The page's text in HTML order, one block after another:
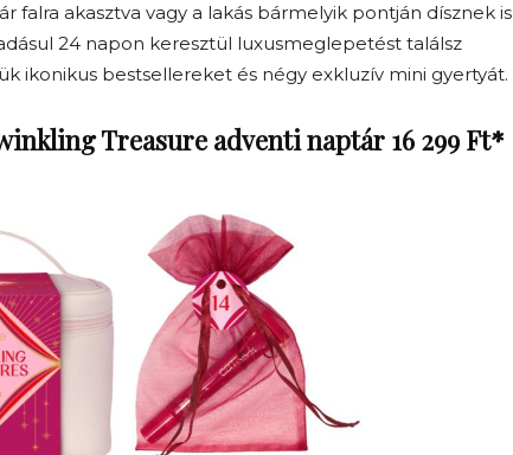
falra akasztva vagy a lakás bármelyik pontján dísznek is
24 napon keresztül luxusmeglepetést találsz
ikonikus bestsellereket és négy exkluzív mini gyertyát.
Treasure adventi naptár 16 299 Ft*